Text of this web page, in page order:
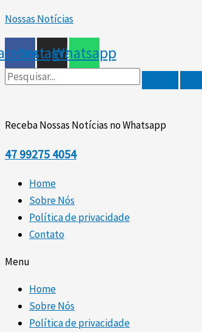
para
o
conteúdo
Nossas Notícias
InstagramWhatsapp
Receba Nossas Notícias no Whatsapp
47 99275 4054
Home
Sobre Nós
Política de privacidade
Contato
Menu
Home
Sobre Nós
Política de privacidade
Up